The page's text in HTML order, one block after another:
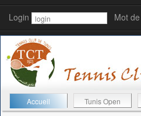
Login Mot
Accueil Tunis Open